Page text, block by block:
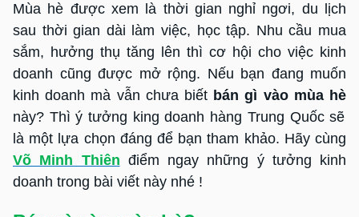
Mùa hè được xem là thời gian nghỉ ngơi, du lịch
sau thời gian dài làm việc, học tập. Nhu cầu mua
sắm, hưởng thụ tăng lên thì cơ hội cho việc kinh
doanh cũng được mở rộng. Nếu bạn đang muốn
kinh doanh mà vẫn chưa biết bán gì vào mùa hè
này? Thì ý tưởng king doanh hàng Trung Quốc sẽ
là một lựa chọn đáng để bạn tham khảo. Hãy cùng
Võ Minh Thiên điểm ngay những ý tưởng kinh
doanh trong bài viết này nhé !